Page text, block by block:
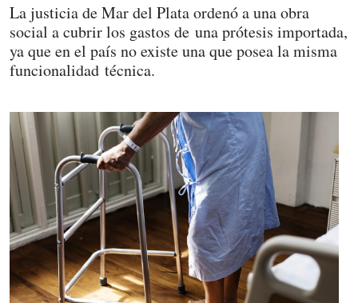
La justicia de Mar del Plata ordenó a una obra
social a cubrir los gastos de una prótesis importada,
ya que en el país no existe una que posea la misma
funcionalidad técnica.